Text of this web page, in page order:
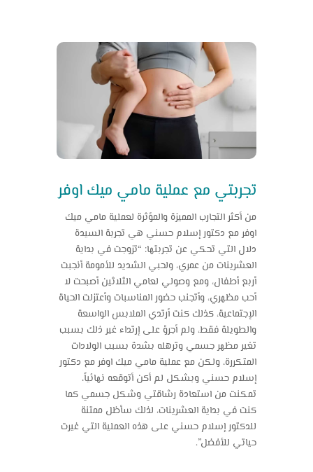
تجربتي مع عملية مامي ميك اوفر
من أكثر التجارب المميزة والمؤثرة لعملية مامي ميك
اوفر مع دكتور إسلام حسني هي تجربة السيدة
دلال التي تحكي عن تجربتها: “تزوجت في بداية
العشرينات من عمري، ولحبي الشديد للأمومة أنجبت
أربع أطفال، ومع وصولي لعامي الثلاثين أصبحت لا
أحب مظهري، وأتجنب حضور المناسبات وأعتزلت الحياة
الإجتماعية، كذلك كنت أرتدي الملابس الواسعة
والطويلة فقط، ولم أجرؤ على إرتداء غير ذلك بسبب
تغير مظهر جسمي وترهله بشدة بسبب الولادات
المتكررة، ولكن مع عملية مامي ميك اوفرمع دكتور
إسلام حسني وبشكل لم أكن أتوقعه نهائياً،
تمكنت من استعادة رشاقتي وشكل جسمي كما
كنت في بداية العشرينات، لذلك سأظل ممتنة
للدكتور إسلام حسني على هذه العملية التي غيرت
حياتي للأفضل”.